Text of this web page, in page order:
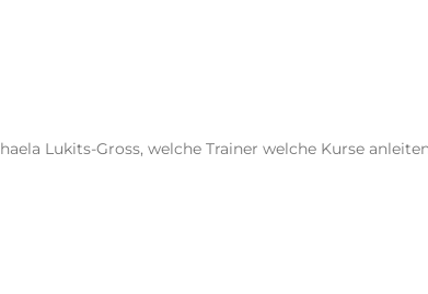
Lukits-Gross, welche Trainer welche Kurse